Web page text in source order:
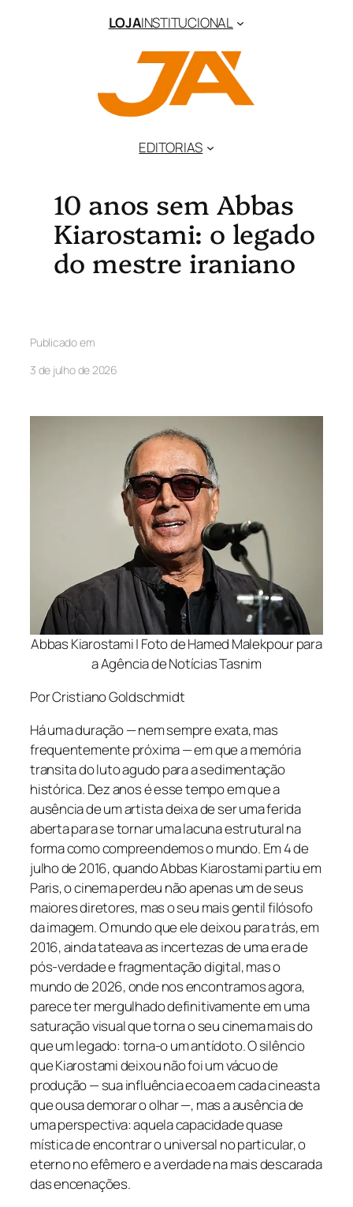
LOJAINSTITUCIONAL
EDITORIAS
10 anos sem Abbas
Kiarostami: o legado
do mestre iraniano
Publicado em
3 de julho de 2026
Abbas Kiarostami | Foto de Hamed Malekpour para
a Agência de Notícias Tasnim
Por Cristiano Goldschmidt
Há uma duração — nem sempre exata, mas
frequentemente próxima — em que a memória
transita do luto agudo para a sedimentação
histórica. Dez anos é esse tempo em que a
ausência de um artista deixa de ser uma ferida
aberta para se tornar uma lacuna estrutural na
forma como compreendemos o mundo. Em 4 de
julho de 2016, quando Abbas Kiarostami partiu em
Paris, o cinema perdeu não apenas um de seus
maiores diretores, mas o seu mais gentil filósofo
da imagem. O mundo que ele deixou para trás, em
2016, ainda tateava as incertezas de uma era de
pós-verdade e fragmentação digital, mas o
mundo de 2026, onde nos encontramos agora,
parece ter mergulhado definitivamente em uma
saturação visual que torna o seu cinema mais do
que um legado: torna-o um antídoto. O silêncio
que Kiarostami deixou não foi um vácuo de
produção — sua influência ecoa em cada cineasta
que ousa demorar o olhar —, mas a ausência de
uma perspectiva: aquela capacidade quase
mística de encontrar o universal no particular, o
eterno no efêmero e a verdade na mais descarada
das encenações.